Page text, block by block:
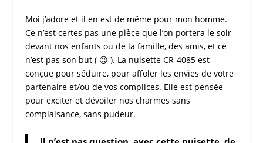
Moi j’adore et il en est de même pour mon homme.
Ce n’est certes pas une pièce que l’on portera le soir
devant nos enfants ou de la famille, des amis, et ce
n’est pas son but ( 😉 ). La nuisette CR-4085est
conçue pour séduire, pour affoler les envies de votre
partenaire et/ou de vos complices. Elle est pensée
pour exciter et dévoiler nos charmes sans
complaisance, sans pudeur.